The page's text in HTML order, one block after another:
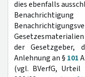
dies ebenfalls
der Gesetzgeber,
Anlehnung an § 101
(vgl. BVerfG,